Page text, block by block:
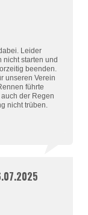
Leider
nicht starten und
beenden.
unseren Verein
führte
der Regen
nicht trüben.